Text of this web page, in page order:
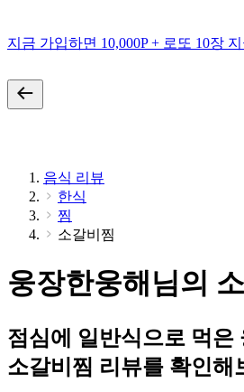
지금 가입하면 10,000P + 로또 10장
음식 리뷰
한식
찜
소갈비찜
웅장한웅해님의
점심에 일반식으로 먹은
소갈비찜 리뷰를 확인해